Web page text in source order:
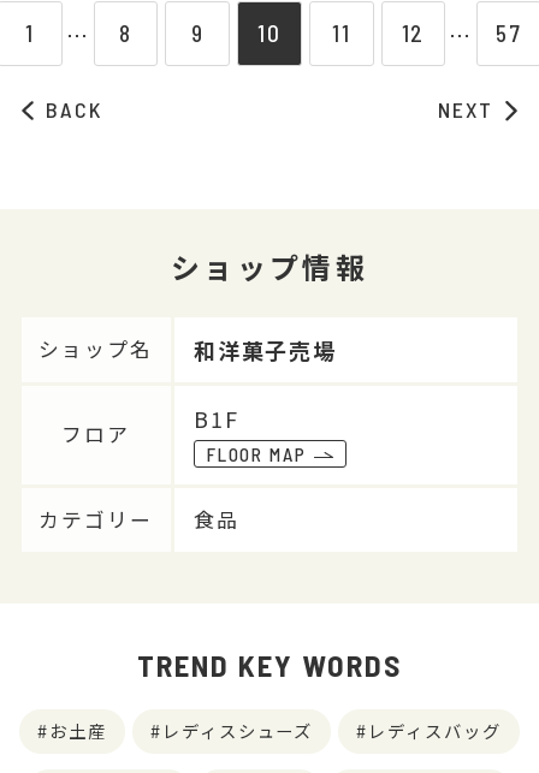
BACK
1 ⋯ 8 9 10 11 12 ⋯ 57
NEXT
ショップ情報
ショップ名 和洋菓子売場
フロア
B1F
FLOOR MAP
カテゴリー 食品
TREND KEY WORDS
お土産 レディスシューズ レディスバッグ